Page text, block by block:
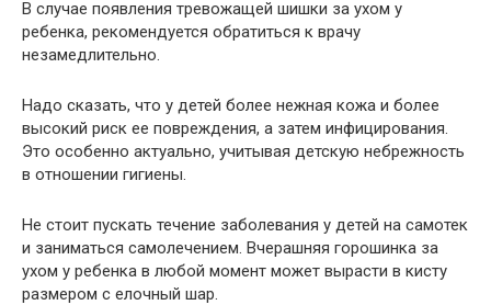
В случае появления тревожащей шишки за ухом у
ребенка, рекомендуется обратиться к врачу
незамедлительно.
Надо сказать, что у детей более нежная кожа и более
высокий риск ее повреждения, а затем инфицирования.
Это особенно актуально, учитывая детскую небрежность
в отношении гигиены.
Не стоит пускать течение заболевания у детей на самотек
и заниматься самолечением. Вчерашняя горошинка за
ухом у ребенка в любой момент может вырасти в кисту
размером с елочный шар.